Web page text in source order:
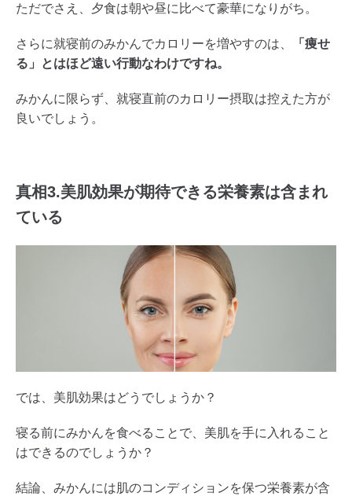
ただでさえ、夕食は朝や昼に比べて豪華になりがち。
さらに就寝前のみかんでカロリーを増やすのは、
「痩せ
る」とはほど遠い行動なわけですね。
みかんに限らず、就寝直前のカロリー摂取は控えた方が
良いでしょう。
真相3.美肌効果が期待できる栄養素は含まれ
ている
では、美肌効果はどうでしょうか？
寝る前にみかんを食べることで、美肌を手に入れること
はできるのでしょうか？
結論、みかんには肌のコンディションを保つ栄養素が含